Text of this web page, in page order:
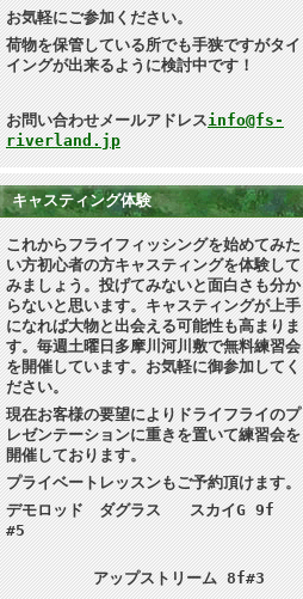
お気軽にご参加ください。
荷物を保管している所でも手狭ですがタイ
イングが出来るように検討中です！
お問い合わせメールアドレスinfo@fs-
riverland.jp
キャスティング体験
これからフライフィッシングを始めてみた
い方初心者の方キャスティングを体験して
みましょう。投げてみないと面白さも分か
らないと思います。キャスティングが上手
になれば大物と出会える可能性も高まりま
す。毎週土曜日多摩川河川敷で無料練習会
を開催しています。お気軽に御参加してく
ださい。
現在お客様の要望によりドライフライのプ
レゼンテーションに重きを置いて練習会を
開催しております。
プライベートレッスンもご予約頂けます。
デモロッド ダグラス スカイG 9f
#5
アップストリーム 8f#3